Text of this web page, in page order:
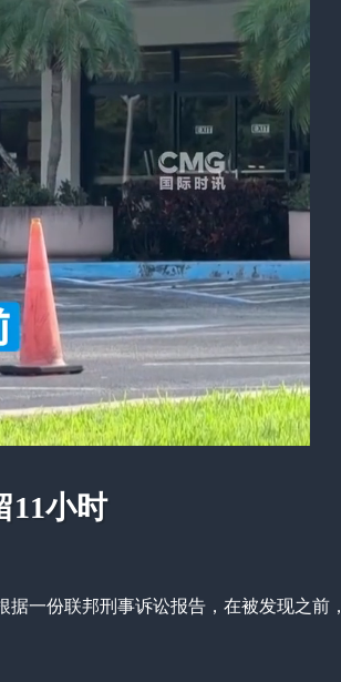
11小时
一份联邦刑事诉讼报告，在被发现之前，